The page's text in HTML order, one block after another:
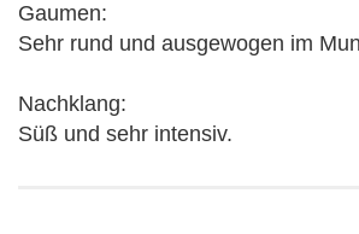
Gaumen:
Sehr rund und ausgewogen im
Nachklang:
Süß und sehr intensiv.